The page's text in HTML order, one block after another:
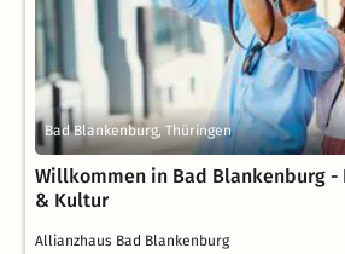
Bad Blankenburg, Thüringen
Willkommen in Bad Blankenburg -
& Kultur
Allianzhaus Bad Blankenburg